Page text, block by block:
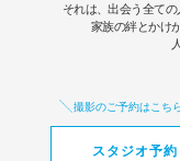
それは、出会う全て
家族の絆とかけ
撮影のご予約はこち
スタジオ予約